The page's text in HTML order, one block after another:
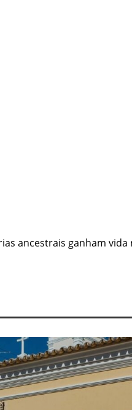
ancestrais ganham vida